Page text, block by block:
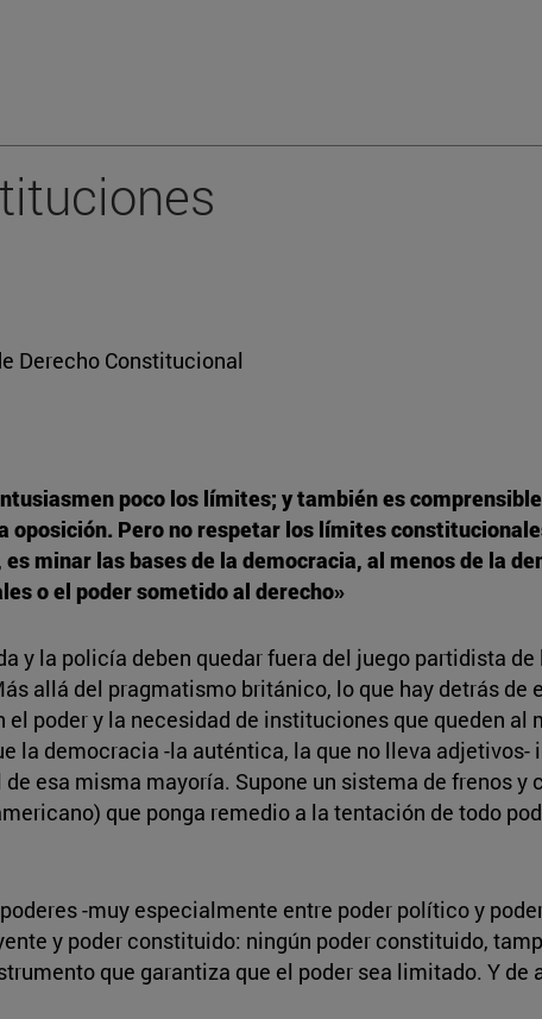
Derecho Constitucional
poco los límites; y también es
oposición. Pero no respetar los límites
minar las bases de la democracia, al menos de la
o el poder sometido al derecho»
y la policía deben quedar fuera del juego partidista
allá del pragmatismo británico, lo que hay detrás de
poder y la necesidad de instituciones que queden
la democracia -la auténtica, la que no lleva
esa misma mayoría. Supone un sistema de frenos y
que ponga remedio a la tentación de todo
-muy especialmente entre poder político y
y poder constituido: ningún poder constituido,
que garantiza que el poder sea limitado. Y